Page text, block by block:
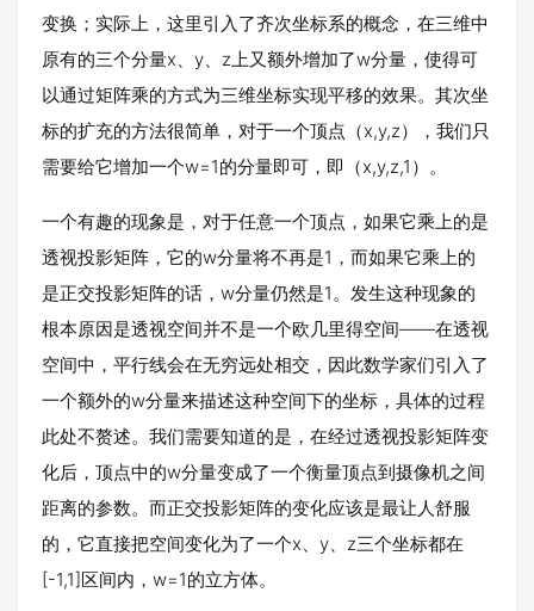
变换；实际上，这里引入了齐次坐标系的概念，在三维中
原有的三个分量x、y、z上又额外增加了w分量，使得可
以通过矩阵乘的方式为三维坐标实现平移的效果。其次坐
标的扩充的方法很简单，对于一个顶点（x,y,z），我们只
需要给它增加一个w=1的分量即可，即（x,y,z,1）。
一个有趣的现象是，对于任意一个顶点，如果它乘上的是
透视投影矩阵，它的w分量将不再是1，而如果它乘上的
是正交投影矩阵的话，w分量仍然是1。发生这种现象的
根本原因是透视空间并不是一个欧几里得空间——在透视
空间中，平行线会在无穷远处相交，因此数学家们引入了
一个额外的w分量来描述这种空间下的坐标，具体的过程
此处不赘述。我们需要知道的是，在经过透视投影矩阵变
化后，顶点中的w分量变成了一个衡量顶点到摄像机之间
距离的参数。而正交投影矩阵的变化应该是最让人舒服
的，它直接把空间变化为了一个x、y、z三个坐标都在
[-1,1]区间内，w=1的立方体。